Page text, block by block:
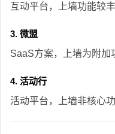
互动平台，上墙功能较
3. 微盟
SaaS方案，上墙为附加
4. 活动行
活动平台，上墙非核心